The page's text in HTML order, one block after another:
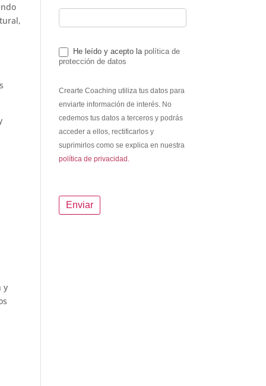
y
He leído y acepto la política de
protección de datos
Crearte Coaching utiliza tus datos para
enviarte información de interés. No
cedemos tus datos a terceros y podrás
acceder a ellos, rectificarlos y
suprimirlos como se explica en nuestra
política de privacidad.